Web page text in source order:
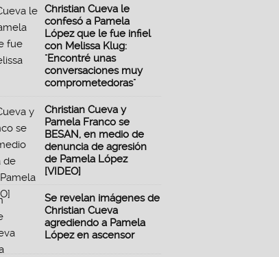
Christian Cueva le
confesó a Pamela
López que le fue infiel
con Melissa Klug:
"Encontré unas
conversaciones muy
comprometedoras"
Christian Cueva y
Pamela Franco se
BESAN, en medio de
denuncia de agresión
de Pamela López
[VIDEO]
Se revelan imágenes de
Christian Cueva
agrediendo a Pamela
López en ascensor